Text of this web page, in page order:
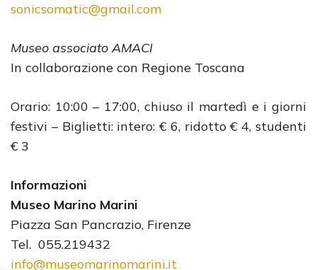
sonicsomatic@gmail.com
Museo associato AMACI
In collaborazione con Regione Toscana
Orario: 10:00 – 17:00, chiuso il martedì e i giorni
festivi – Biglietti: intero: € 6, ridotto € 4, studenti
€ 3
Informazioni
Museo Marino Marini
Piazza San Pancrazio, Firenze
Tel. 055.219432
info@museomarinomarini.it